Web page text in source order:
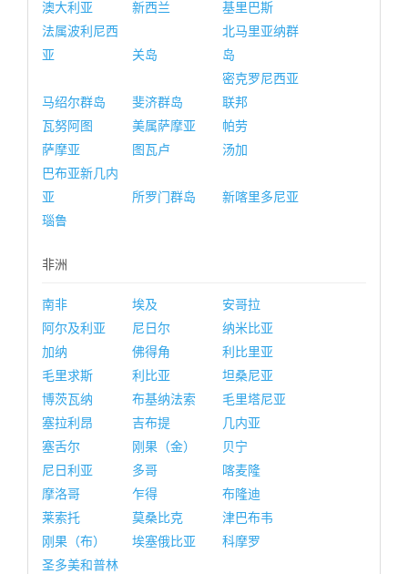
澳大利亚 新西兰
基里巴斯
法属波利尼西
亚
关岛
北马里亚纳群
岛
马绍尔群岛 斐济群岛
密克罗尼西亚
联邦
瓦努阿图
美属萨摩亚
帕劳
萨摩亚
图瓦卢
汤加
巴布亚新几内
亚
所罗门群岛
新喀里多尼亚
瑙鲁
非洲
南非 埃及
安哥拉
阿尔及利亚
尼日尔
纳米比亚
加纳
佛得角
利比里亚
毛里求斯
利比亚
坦桑尼亚
博茨瓦纳
布基纳法索
毛里塔尼亚
塞拉利昂
吉布提
几内亚
塞舌尔
刚果（金）
贝宁
尼日利亚
多哥
喀麦隆
摩洛哥
乍得
布隆迪
莱索托
莫桑比克
津巴布韦
刚果（布）
埃塞俄比亚
科摩罗
圣多美和普林